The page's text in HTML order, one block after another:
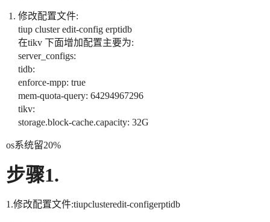
修改配置文件:
tiup cluster edit-config erptidb
在tikv 下面增加配置主要为:
server_configs:
tidb:
enforce-mpp: true
mem-quota-query: 64294967296
tikv:
storage.block-cache.capacity: 32G
os系统留20%
步骤1.
1.修改配置文件:tiupclusteredit-configerptidb